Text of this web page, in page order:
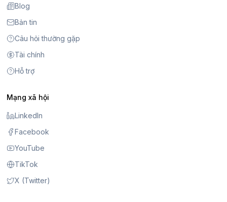
Blog
Bản tin
Câu hỏi thường gặp
Tài chính
Hỗ trợ
Mạng xã hội
LinkedIn
Facebook
YouTube
TikTok
X (Twitter)